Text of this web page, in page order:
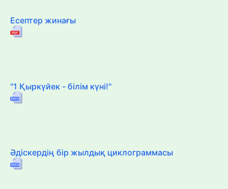
Есептер жинағы
"1 Қыркүйек - білім күні!"
Әдіскердің бір жылдық циклограммасы